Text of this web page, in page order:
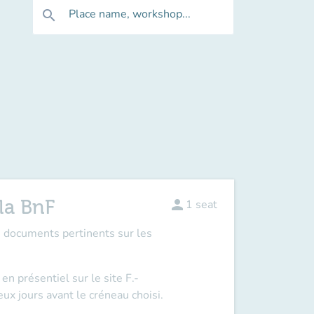
search Place name, workshop...
BnF
pertinents sur les
présentiel sur le site F.-
jours avant le créneau choisi.
person 1 seat